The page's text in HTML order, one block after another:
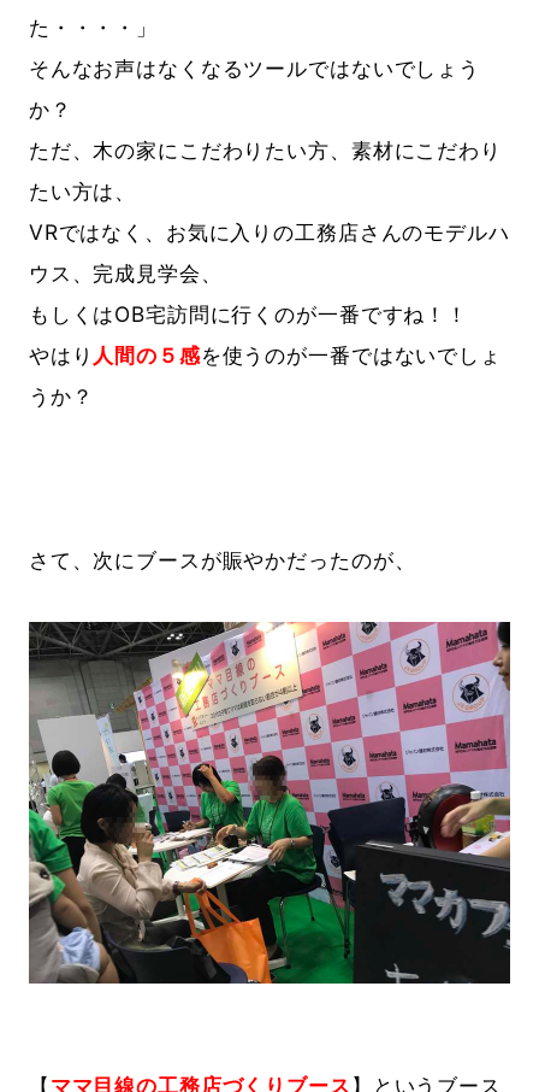
た・・・・」
そんなお声はなくなるツールではないでしょう
か？
ただ、木の家にこだわりたい方、素材にこだわり
たい方は、
VRではなく、お気に入りの工務店さんのモデルハ
ウス、完成見学会、
もしくはOB宅訪問に行くのが一番ですね！！
やはり 人間の ５感を使うのが一番ではないでしょ
うか？
さて、次にブースが賑やかだったのが、
【ママ目線の工務店づくりブース】というブース